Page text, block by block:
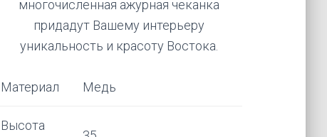
многочисленная ажурная чеканка
придадут Вашему интерьеру
уникальность и красоту Востока.
Материал Медь
Высота